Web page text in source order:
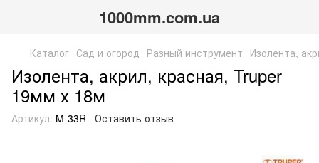
1000mm.com.ua
Каталог Сад и огород Разный инструмент Изолента,
Изолента, акрил, красная, Truper
19мм х 18м
Артикул: M-33R Оставить отзыв